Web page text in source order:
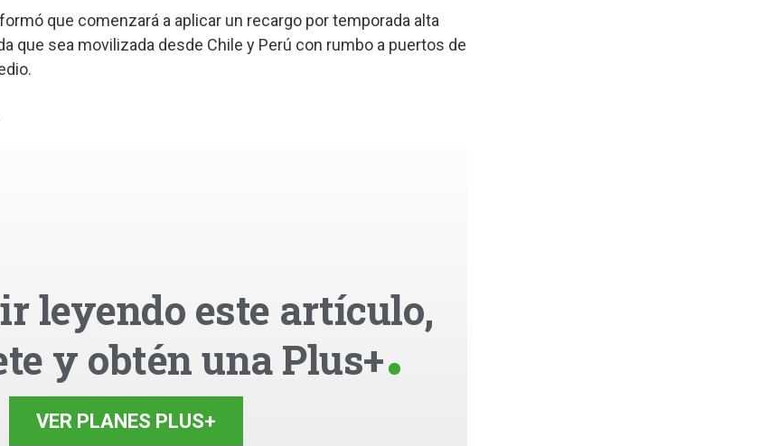
que comenzará a aplicar un recargo por temporada alta
que sea movilizada desde Chile y Perú con rumbo a puertos de
leyendo este artículo,
y obtén una Plus+
VER PLANES PLUS+